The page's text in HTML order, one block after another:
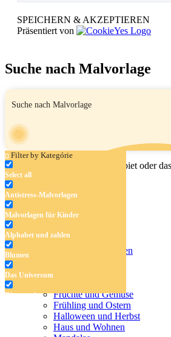
SPEICHERN & AKZEPTIEREN
Präsentiert von
Suche nach Malvorlage
Filter by Kategórie
Select all
Antistress-Malvorlagen
Malvorlagen für Kinder
Alphabet und zahlen
Blumen
Das Universum
Dinosaurier
Früchte und Gemüse
Frühling und Ostern
Geben Sie den Namen, das Gebiet oder
Malbuchs ein.
Malvorlagen für Kinder
Alphabet und zahlen
Früchte und Gemüse
Frühling und Ostern
Halloween und Herbst
Haus und Wohnen